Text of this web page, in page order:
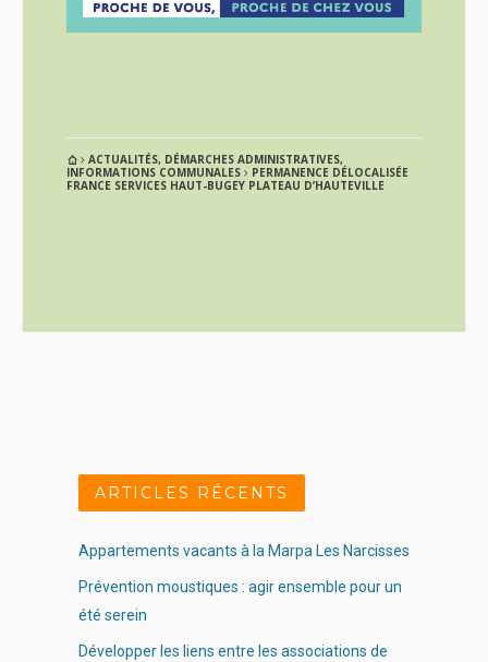
ACTUALITÉS, DÉMARCHES ADMINISTRATIVES,
INFORMATIONS COMMUNALES
PERMANENCE DÉLOCALISÉE
FRANCE SERVICES HAUT-BUGEY PLATEAU D’HAUTEVILLE
ARTICLES RÉCENTS
Appartements vacants à la Marpa Les Narcisses
Prévention moustiques : agir ensemble pour un
été serein
Développer les liens entre les associations de